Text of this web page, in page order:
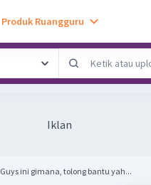
Produk Ruangguru
Iklan
Guys ini gimana, tolong bantu yah...